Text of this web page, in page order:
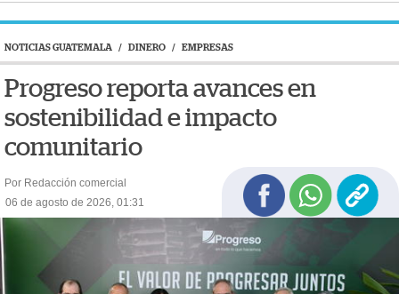
NOTICIAS GUATEMALA / DINERO / EMPRESAS
Progreso reporta avances en
sostenibilidad e impacto
comunitario
Por Redacción comercial
06 de agosto de 2026, 01:31